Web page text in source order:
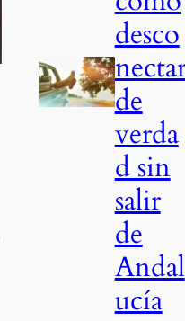
desco
de
verda
d sin
salir
de
Andal
ucía